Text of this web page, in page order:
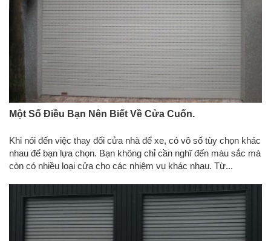
Một Số Điều Bạn Nên Biết Về Cửa Cuốn.
Khi nói đến việc thay đổi cửa nhà để xe, có vô số tùy chọn khác
nhau để bạn lựa chọn. Bạn không chỉ cần nghĩ đến màu sắc mà
còn có nhiều loại cửa cho các nhiệm vụ khác nhau. Từ...